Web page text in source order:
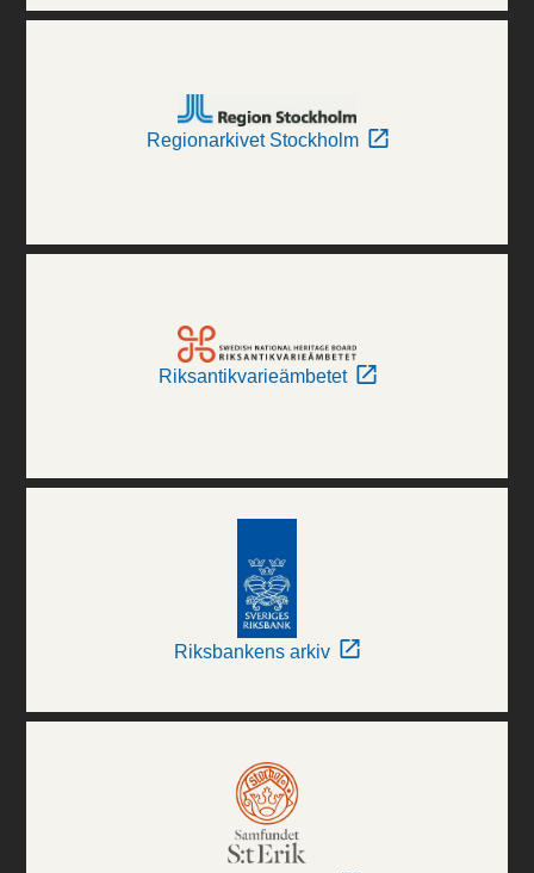
Regionarkivet Stockholm
Riksantikvarieämbetet
Riksbankens arkiv